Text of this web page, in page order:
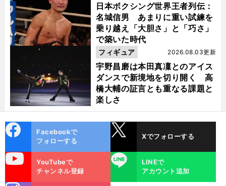
日本ボクシング世界王者列伝：
名城信男 あまりに重い試練を
乗り越え「大胆さ」と「巧さ」
で築いた時代
宇野昌磨は本田真凜とのアイス
ダンスで新境地を切り開く 高
橋大輔の証言とも重なる課題と
楽しさ
2026.08.03更新
フィギュア
ok
Facebookで
フォローする
Xでフォローする
YouTubeで
チャンネル登録
LINE
LINEで
アカウント追加